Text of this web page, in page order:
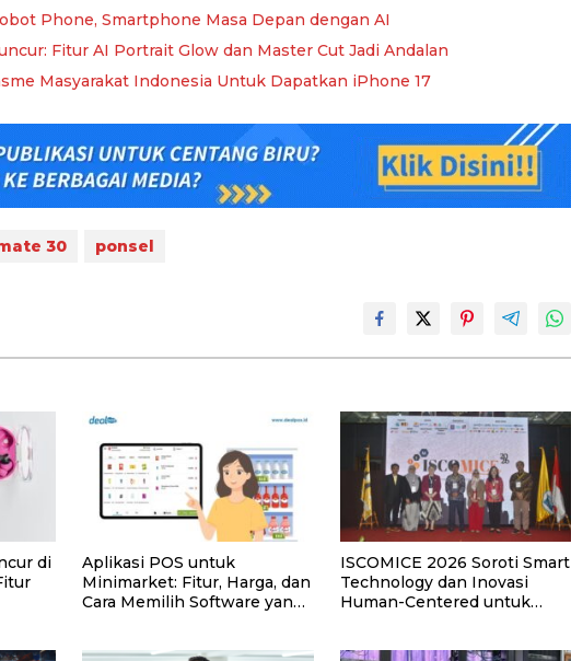
Phone, Smartphone Masa Depan dengan AI
Fitur AI Portrait Glow dan Master Cut Jadi Andalan
Masyarakat Indonesia Untuk Dapatkan iPhone 17
30 ponsel
di
Aplikasi POS untuk
Minimarket: Fitur, Harga, dan
Cara Memilih Software yang
ISCOMICE 2026 Soroti Smart
Technology dan Inovasi
Human-Centered untuk